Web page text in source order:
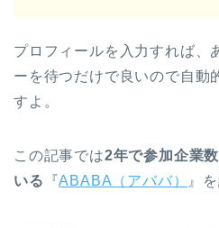
プロフィールを入力すれば、
ーを待つだけで良いので自動
すよ。
この記事では2年で参加企業
いる 『ABABA（アババ） 』